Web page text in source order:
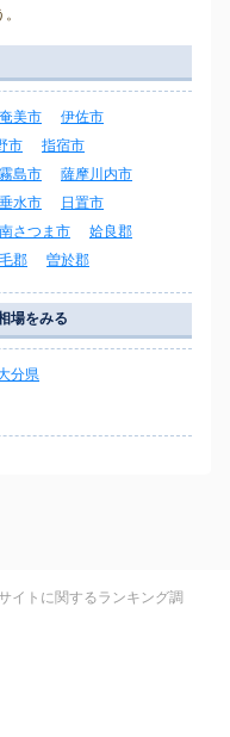
奄美市
伊佐市
市
指宿市
霧島市
薩摩川内市
垂水市
日置市
南さつま市
姶良郡
郡 曽於郡
場をみる
分県
イトに関するランキング調